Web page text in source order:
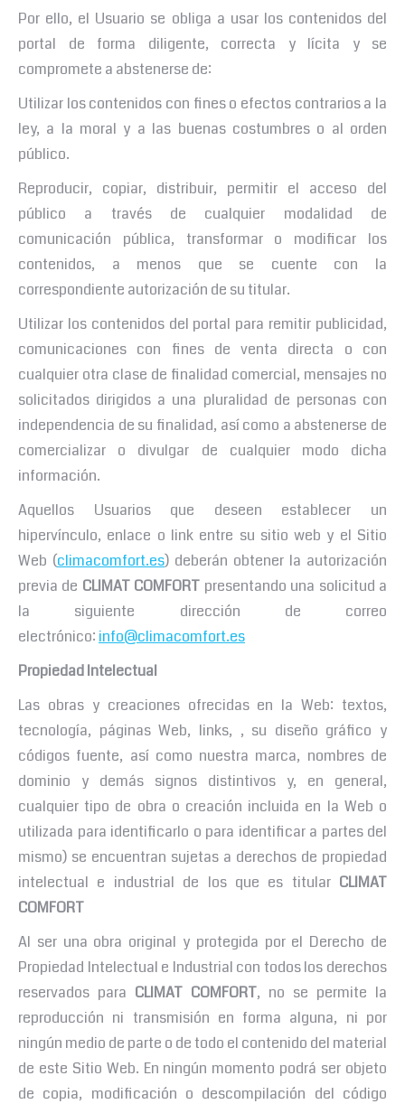
Por ello, el Usuario se obliga a usar los contenidos del
portal de forma diligente, correcta y lícita y se
compromete a abstenerse de:
Utilizar los contenidos con fines o efectos contrarios a la
ley, a la moral y a las buenas costumbres o al orden
público.
Reproducir, copiar, distribuir, permitir el acceso del
público a través de cualquier modalidad de
comunicación pública, transformar o modificar los
contenidos, a menos que se cuente con la
correspondiente autorización de su titular.
Utilizar los contenidos del portal para remitir publicidad,
comunicaciones con fines de venta directa o con
cualquier otra clase de finalidad comercial, mensajes no
solicitados dirigidos a una pluralidad de personas con
independencia de su finalidad, así como a abstenerse de
comercializar o divulgar de cualquier modo dicha
información.
Aquellos Usuarios que deseen establecer un
hipervínculo, enlace o link entre su sitio web y el Sitio
Web (climacomfort.es) deberán obtener la autorización
previa de CLIMAT COMFORT presentando una solicitud a
la siguiente dirección de correo
electrónico: info@climacomfort.es
Propiedad Intelectual
Las obras y creaciones ofrecidas en la Web: textos,
tecnología, páginas Web, links, , su diseño gráfico y
códigos fuente, así como nuestra marca, nombres de
dominio y demás signos distintivos y, en general,
cualquier tipo de obra o creación incluida en la Web o
utilizada para identificarlo o para identificar a partes del
mismo) se encuentran sujetas a derechos de propiedad
intelectual e industrial de los que es titular CLIMAT
COMFORT
Al ser una obra original y protegida por el Derecho de
Propiedad Intelectual e Industrial con todos los derechos
reservados para CLIMAT COMFORT, no se permite la
reproducción ni transmisión en forma alguna, ni por
ningún medio de parte o de todo el contenido del material
de este Sitio Web. En ningún momento podrá ser objeto
de copia, modificación o descompilación del código